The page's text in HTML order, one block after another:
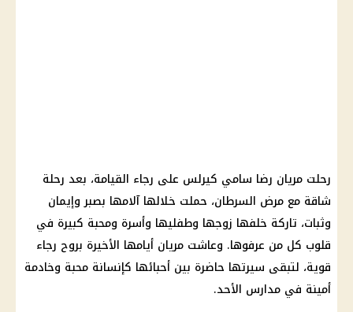
رحلت مريان رضا سامي كيرلس على رجاء القيامة، بعد رحلة
شاقة مع مرض السرطان، حملت خلالها آلامها بصبر وإيمان
وثبات، تاركة خلفها زوجها وطفليها وأسرة ومحبة كبيرة في
قلوب كل من عرفوها. وعاشت مريان أيامها الأخيرة بروح رجاء
قوية، لتبقى سيرتها حاضرة بين أحبائها كإنسانة محبة وخادمة
أمينة في مدارس الأحد.